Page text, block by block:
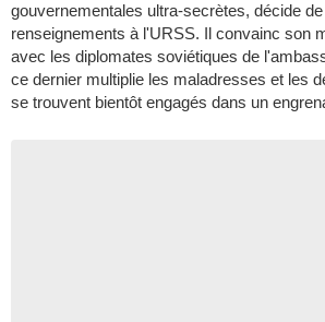
gouvernementales ultra-secrètes, décide
renseignements à l'URSS. Il convainc son
avec les diplomates soviétiques de
ce dernier multiplie les maladresses et les
se trouvent bientôt engagés dans un